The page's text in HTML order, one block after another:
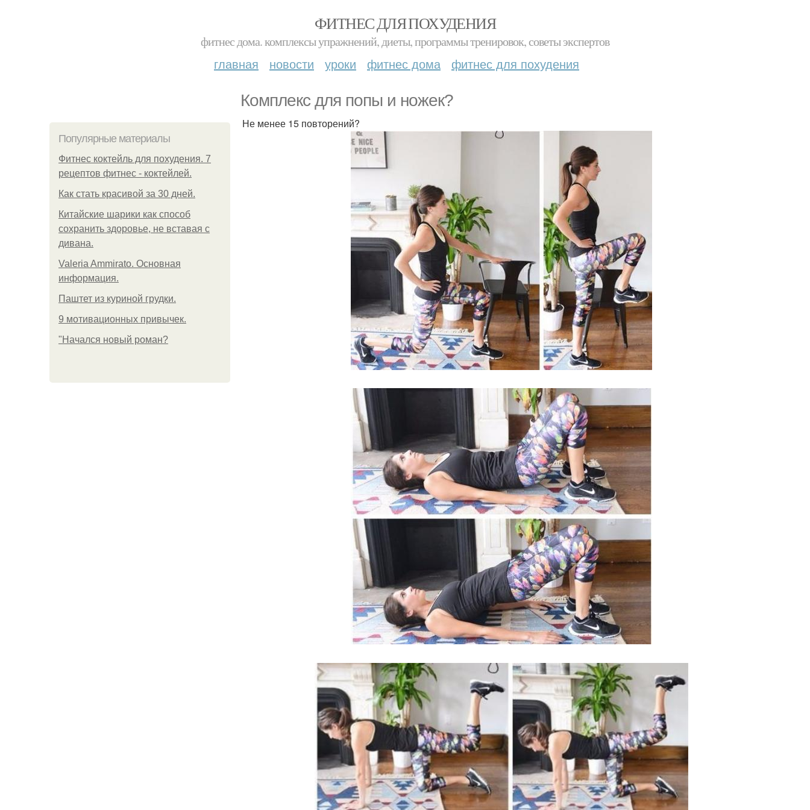
ФИТНЕС ДЛЯ ПОХУДЕНИЯ
фитнес дома. комплексы упражнений, диеты, программы тренировок, советы экспертов
главная новости уроки фитнес дома фитнес для похудения
Комплекс для попы и ножек?
Популярные материалы
Фитнес коктейль для похудения. 7
рецептов фитнес - коктейлей.
Как стать красивой за 30 дней.
Китайские шарики как способ
сохранить здоровье, не вставая с
дивана.
Valeria Ammirato. Основная
информация.
Паштет из куриной грудки.
9 мотивационных привычек.
"Начался новый роман?
Не менее 15 повторений?